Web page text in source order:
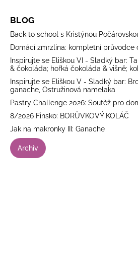
BLOG
Back to school s Kristýnou
Domácí zmrzlina: kompletní průvodce
Inspirujte se Eliškou VI - Sladký bar:
& čokoláda; hořká čokoláda & višně;
Inspirujte se Eliškou V - Sladký bar:
ganache, Ostružinová namelaka
Pastry Challenge 2026: Soutěž pro
8/2026 Finsko: BORŮVKOVÝ KOLÁČ
Jak na makronky III: Ganache
Archiv